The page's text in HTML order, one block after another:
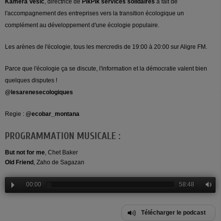
l'accompagnement des entreprises vers la transition écologique un
complément au développement d'une écologie populaire.
Les arènes de l'écologie, tous les mercredis de 19:00 à 20:00 sur Aligre FM.
Parce que l'écologie ça se discute, l'information et la démocratie valent bien
quelques disputes !
@lesarenesecologiques
Regie : @ecobar_montana
PROGRAMMATION MUSICALE :
But not for me , Chet Baker
Old Friend , Zaho de Sagazan
00:00 58:48
Télécharger le podcast